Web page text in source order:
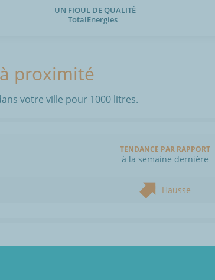
UN FIOUL DE QUALITÉ
TotalEnergies
proximité
votre ville pour 1000 litres.
TENDANCE PAR RAPPORT
à la semaine dernière
Hausse